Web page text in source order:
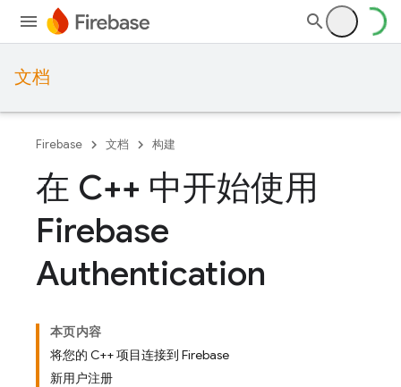
文档
Firebase 文档 构建
在 C++ 中开始使用
Firebase
Authentication
本页内容
将您的 C++ 项目连接到 Firebase
新用户注册